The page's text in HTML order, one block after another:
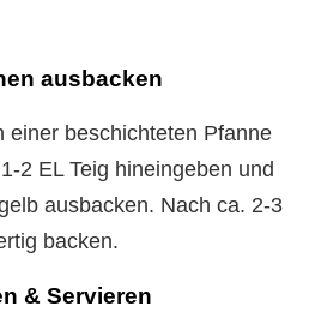
ausbacken
einer beschichteten Pfanne
2 EL Teig hineingeben und
ausbacken. Nach ca. 2-3
backen.
& Servieren